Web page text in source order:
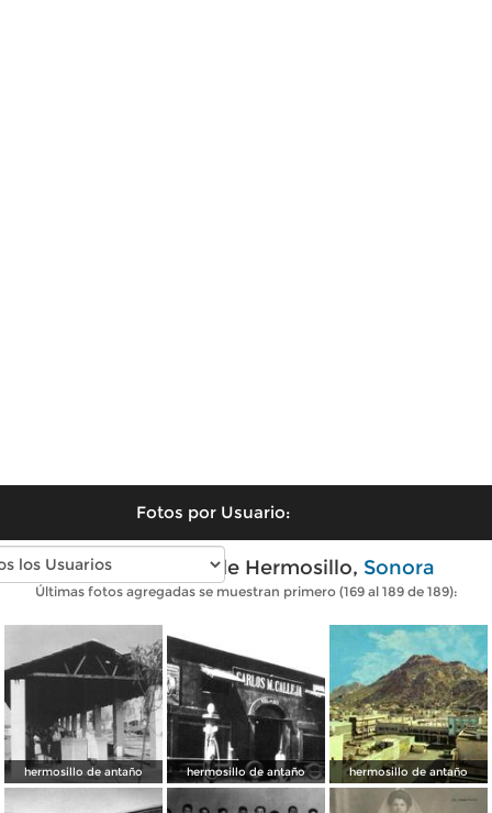
Fotos por Usuario:
Fotos antiguas de Hermosillo, Sonora
Últimas fotos agregadas se muestran primero (169 al 189 de 189):
hermosillo de antaño hermosillo de antaño hermosillo de antaño